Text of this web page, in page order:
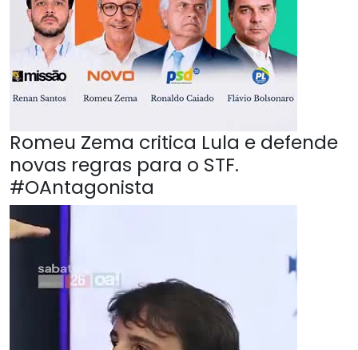
Romeu Zema critica Lula e defende
novas regras para o STF.
#OAntagonista